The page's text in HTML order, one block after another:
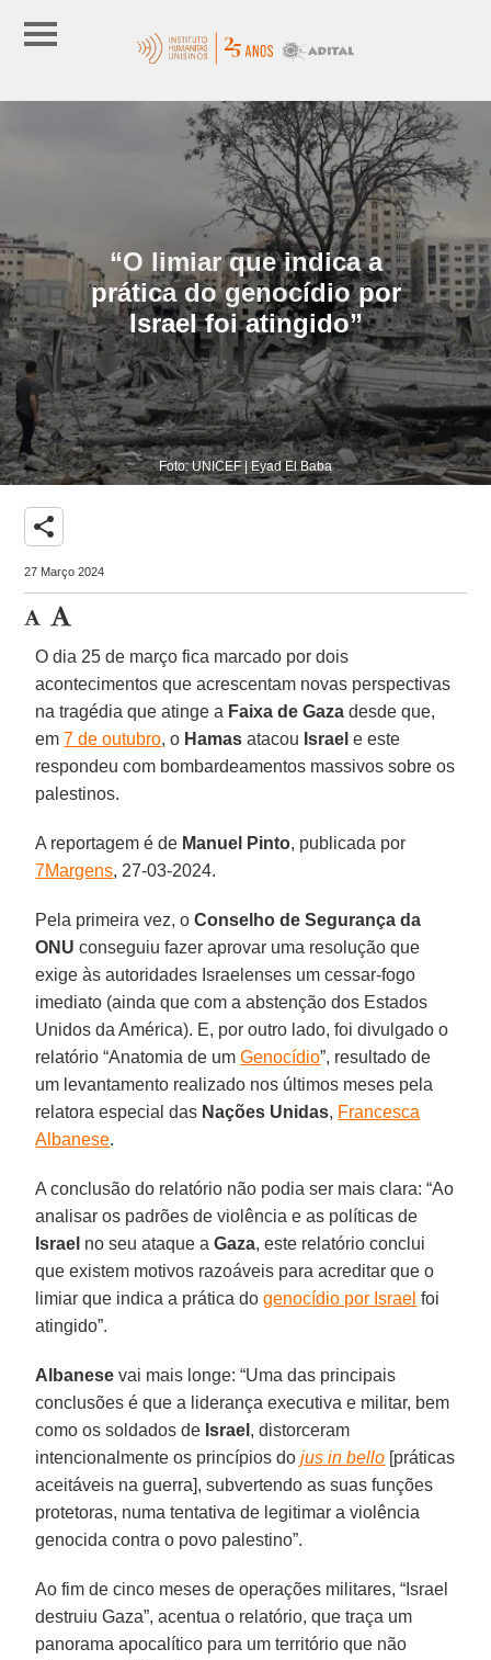
“O limiar que indica a
prática do genocídio por
Israel foi atingido”
Foto: UNICEF | Eyad El Baba
share
27 Março 2024
O dia 25 de março fica marcado por dois
acontecimentos que acrescentam novas perspectivas
na tragédia que atinge a Faixa de Gaza desde que,
em7 de outubro, o Hamas atacou Israel e este
respondeu com bombardeamentos massivos sobre os
palestinos.
A reportagem é de Manuel Pinto, publicada por
7Margens, 27-03-2024.
Pela primeira vez, oConselho de Segurança da
ONU conseguiu fazer aprovar uma resolução que
exige às autoridades Israelenses um cessar-fogo
imediato (ainda que com a abstenção dos Estados
Unidos da América). E, por outro lado, foi divulgado o
relatório “Anatomia de umGenocídio”, resultado de
um levantamento realizado nos últimos meses pela
relatora especial das Nações Unidas, Francesca
Albanese.
A conclusão do relatório não podia ser mais clara: “Ao
analisar os padrões de violência e as políticas de
Israel no seu ataque aGaza, este relatório conclui
que existem motivos razoáveis ​​para acreditar que o
limiar que indica a prática dogenocídio por Israel foi
atingido”.
Albanese vai mais longe: “Uma das principais
conclusões é que a liderança executiva e militar, bem
como os soldados de Israel , distorceram
intencionalmente os princípios dojus in bello [práticas
aceitáveis na guerra], subvertendo as suas funções
protetoras, numa tentativa de legitimar a violência
genocida contra o povo palestino”.
Ao fim de cinco meses de operações militares, “Israel
destruiu Gaza”, acentua o relatório, que traça um
panorama apocalítico para um território que não